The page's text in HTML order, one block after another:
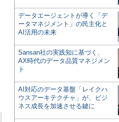
データエージェントが導く「デ
ータマネジメント」の民主化と
AI活用の未来
Sansan社の実践知に基づく、
AX時代のデータ品質マネジメン
ト
AI対応のデータ基盤「レイクハ
ウスアーキテクチャ」が、ビジ
ネス成長を加速させる鍵に